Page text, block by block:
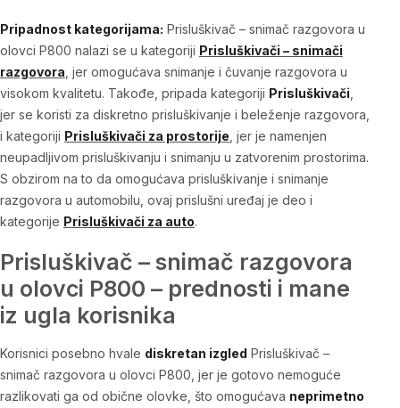
Pripadnost kategorijama: Prisluškivač – snimač razgovora u
olovci P800 nalazi se u kategoriji Prisluškivači – snimači
razgovora jer omogućava snimanje i čuvanje razgovora u
visokom kvalitetu. Takođe, pripada kategoriji Prisluškivači
jer se koristi za diskretno prisluškivanje i beleženje razgovora,
i kategoriji Prisluškivači za prostorije jer je namenjen
neupadljivom prisluškivanju i snimanju u zatvorenim prostorima.
S obzirom na to da omogućava prisluškivanje i snimanje
razgovora u automobilu, ovaj prislušni uređaj je deo i
kategorije Prisluškivači za auto.
Prisluškivač – snimač razgovora
u olovci P800 – prednosti i mane
iz ugla korisnika
Korisnici posebno hvale diskretan izgled Prisluškivač –
snimač razgovora u olovci P800, jer je gotovo nemoguće
razlikovati ga od obične olovke, što omogućava neprimetno